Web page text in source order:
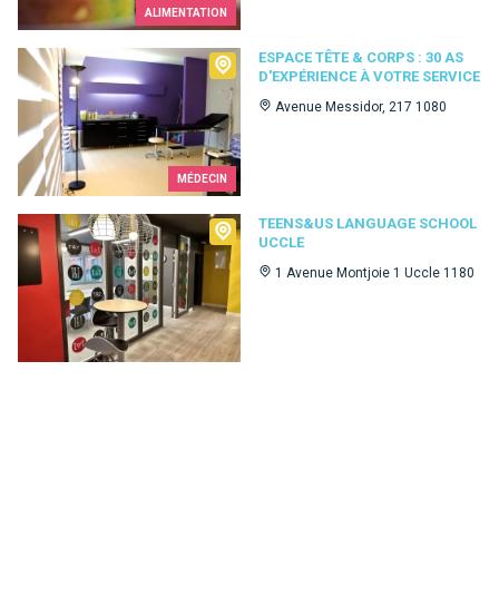
ALIMENTATION
MÉDECIN
ESPACE TÊTE & CORPS : 30 AS
D'EXPÉRIENCE À VOTRE SERVICE
Avenue Messidor, 217 1080
Espace Tête & Corps : 30 as d'expérience à votre service
TEENS&US LANGUAGE SCHOOL
UCCLE
1 Avenue Montjoie 1 Uccle 1180
Teens&Us language school Uccle